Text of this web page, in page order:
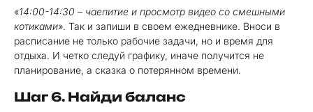
«14:00-14:30 – чаепитие и просмотр видео со смешными
котиками». Так и запиши в своем ежедневнике. Вноси в
расписание не только рабочие задачи, но и время для
отдыха. И четко следуй графику, иначе получится не
планирование, а сказка о потерянном времени.
Шаг 6. Найди баланс